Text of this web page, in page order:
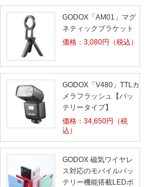
GODOX「AM01」マグ
ネティックブラケット
価格： 3,080円（税込）
GODOX「V480」TTLカ
メラフラッシュ【バッ
テリータイプ】
価格： 34,650円（税
込）
GODOX 磁気ワイヤレ
ス対応のモバイルバッ
テリー機能搭載LEDポ